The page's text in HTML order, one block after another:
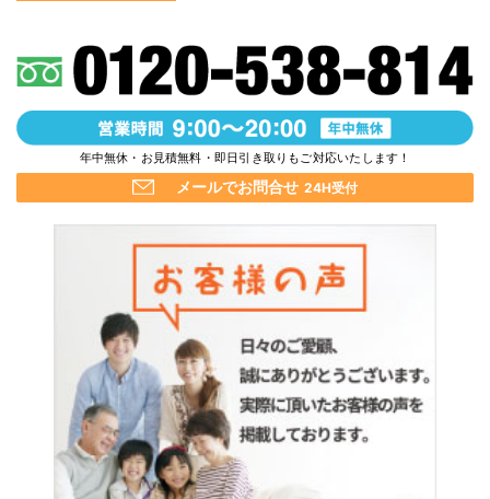
年中無休・お見積無料・即日引き取りもご対応いたします！
メールでお問合せ 24H受付